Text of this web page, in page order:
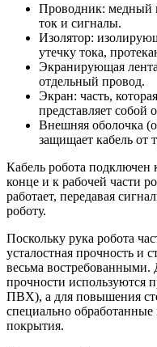
Проводник: медный
ток и сигналы.
Изолятор:
утечку тока,
Экранирующая
отдельный провод.
Экран: часть,
представляет
Внешняя оболочка
защищает кабель от
Кабель робота подключен
конце и к рабочей части
работает, передавая
роботу.
Поскольку рука робота
усталостная прочность и
весьма
прочности используются
ПВХ), а для повышения
специально
покрытия.